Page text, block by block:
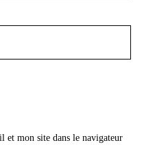
et mon site dans le navigateur